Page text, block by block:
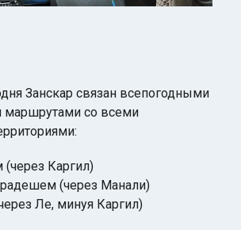
Занскар связан всепогодными
со всеми
Каргил)
(через Манали)
Ле, минуя Каргил)